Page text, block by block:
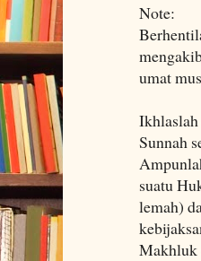
Note:
umat
Sunnah
suatu
lemah)
Makhluk